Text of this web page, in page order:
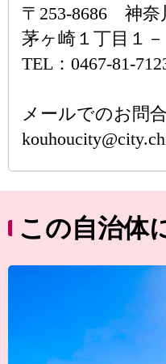
〒253-8686 神奈
茅ヶ崎１丁目１－
TEL：0467-81-
メールでのお問
この自治体